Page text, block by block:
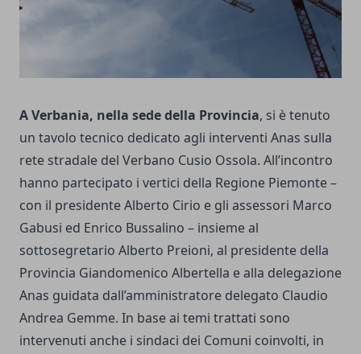
A Verbania, nella sede della Provincia, si è tenuto
un tavolo tecnico dedicato agli interventi Anas sulla
rete stradale del Verbano Cusio Ossola. All’incontro
hanno partecipato i vertici della Regione Piemonte –
con il presidente Alberto Cirio e gli assessori Marco
Gabusi ed Enrico Bussalino – insieme al
sottosegretario Alberto Preioni, al presidente della
Provincia Giandomenico Albertella e alla delegazione
Anas guidata dall’amministratore delegato Claudio
Andrea Gemme. In base ai temi trattati sono
intervenuti anche i sindaci dei Comuni coinvolti, in